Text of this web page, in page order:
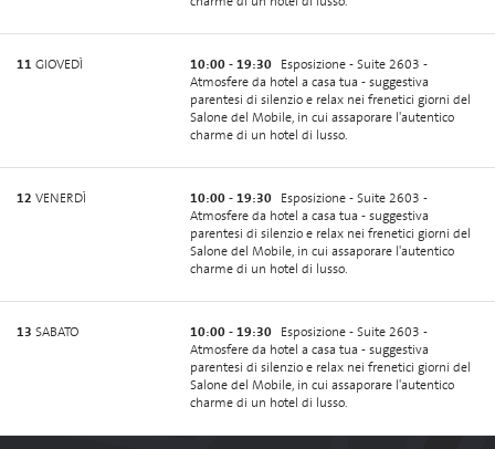
11 GIOVEDÌ 10:00 - 19:30
Esposizione - Suite 2603 -
Atmosfere da hotel a casa tua - suggestiva
parentesi di silenzio e relax nei frenetici giorni del
Salone del Mobile, in cui assaporare l'autentico
charme di un hotel di lusso.
12 VENERDÌ 10:00 - 19:30
Esposizione - Suite 2603 -
Atmosfere da hotel a casa tua - suggestiva
parentesi di silenzio e relax nei frenetici giorni del
Salone del Mobile, in cui assaporare l'autentico
charme di un hotel di lusso.
13 SABATO 10:00 - 19:30
Esposizione - Suite 2603 -
Atmosfere da hotel a casa tua - suggestiva
parentesi di silenzio e relax nei frenetici giorni del
Salone del Mobile, in cui assaporare l'autentico
charme di un hotel di lusso.